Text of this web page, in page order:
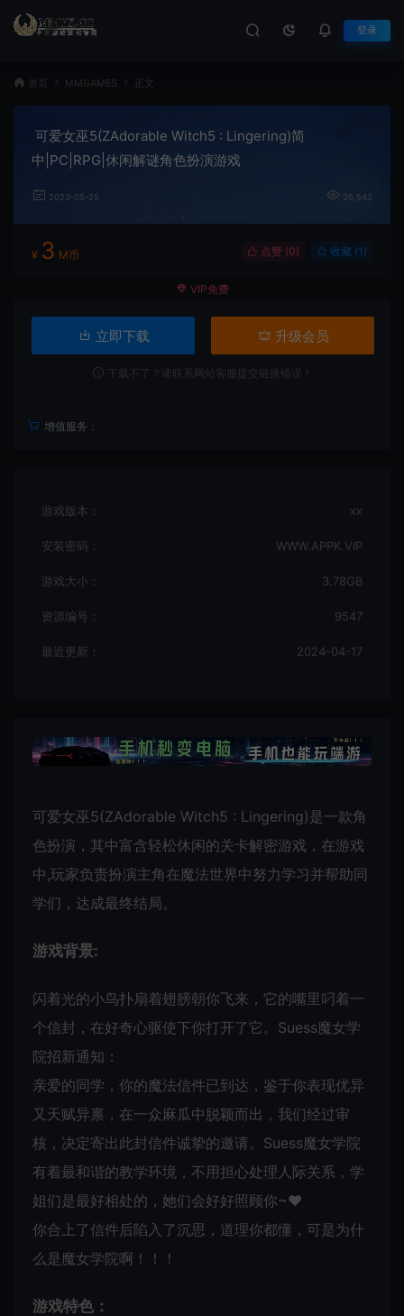
登录
首页 MMGAMES 正文
可爱女巫5(ZAdorable Witch5 : Lingering)简
中|PC|RPG|休闲解谜角色扮演游戏
2023-05-25 26,542
¥ 3 M币 点赞 (0) 收藏 (1)
VIP免费
立即下载 升级会员
下载不了？请联系网站客服提交链接错误！
增值服务：
游戏版本： xx
安装密码： WWW.APPK.VIP
游戏大小： 3.78GB
资源编号： 9547
最近更新： 2024-04-17
可爱女巫5(ZAdorable Witch5 : Lingering)是一款角
色扮演，其中富含轻松休闲的关卡解密游戏，在游戏
中,玩家负责扮演主角在魔法世界中努力学习并帮助同
学们，达成最终结局。
游戏背景:
闪着光的小鸟扑扇着翅膀朝你飞来，它的嘴里叼着一
个信封，在好奇心驱使下你打开了它。Suess魔女学
院招新通知：
亲爱的同学，你的魔法信件已到达，鉴于你表现优异
又天赋异禀，在一众麻瓜中脱颖而出，我们经过审
核，决定寄出此封信件诚挚的邀请。Suess魔女学院
有着最和谐的教学环境，不用担心处理人际关系，学
姐们是最好相处的，她们会好好照顾你~❤
你合上了信件后陷入了沉思，道理你都懂，可是为什
么是魔女学院啊！！！
游戏特色：